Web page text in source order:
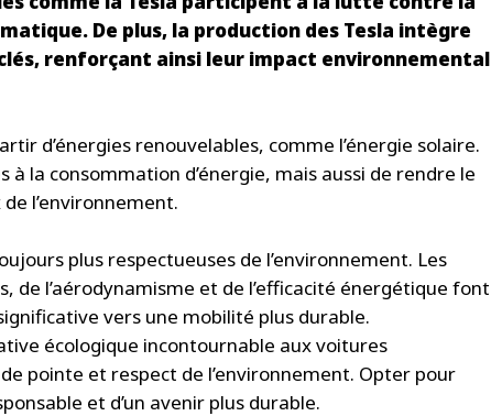
De plus, la production des Tesla intègre
renforçant ainsi leur impact environnemental
d’énergies renouvelables, comme l’énergie solaire.
la consommation d’énergie, mais aussi de rendre le
l’environnement.
plus respectueuses de l’environnement. Les
de l’aérodynamisme et de l’efficacité énergétique font
vers une mobilité plus durable.
écologique incontournable aux voitures
pointe et respect de l’environnement. Opter pour
et d’un avenir plus durable.